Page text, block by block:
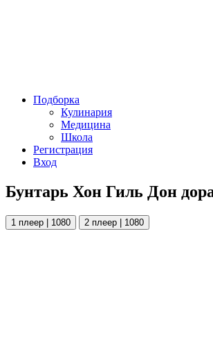
Подборка
Кулинария
Медицина
Школа
Регистрация
Вход
Бунтарь Хон Гиль Дон
1 плеер | 1080 2 плеер | 1080